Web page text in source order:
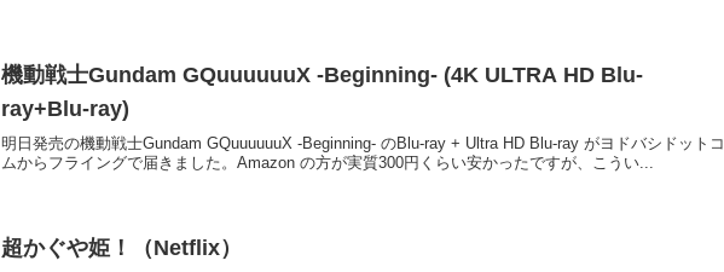
機動戦士Gundam GQuuuuuuX -Beginning- (4K ULTRA HD Blu-
ray+Blu-ray)
明日発売の機動戦士Gundam GQuuuuuuX -Beginning- のBlu-ray + Ultra HD Blu-ray がヨドバシドットコ
ムからフライングで届きました。Amazon の方が実質300円くらい安かったですが、こうい...
超かぐや姫！（Netflix）